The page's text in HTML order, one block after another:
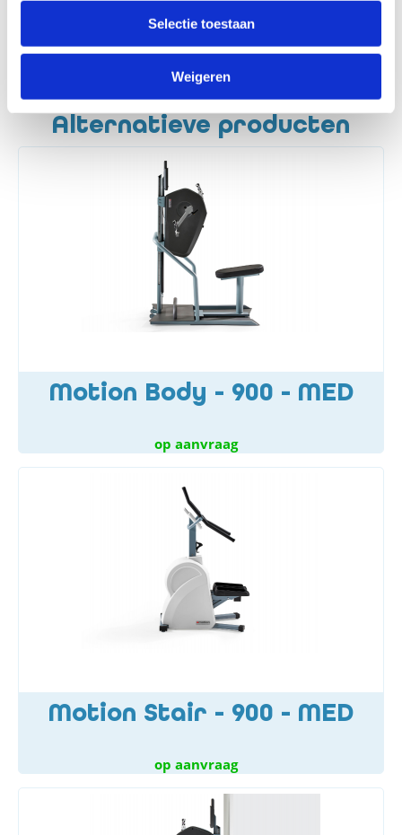
Selectie toestaan
Weigeren
+31 (0)24 20 30 213
info@electromedico.nl
Whatsapp
Alternatieve producten
Motion Body - 900 - MED
op aanvraag
Motion Stair - 900 - MED
op aanvraag